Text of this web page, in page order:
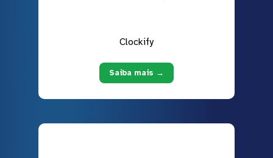
Clockify
Saiba mais →